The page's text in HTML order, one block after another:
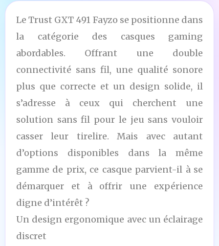
Le Trust GXT 491 Fayzo se positionne dans
la catégorie des casques gaming
abordables. Offrant une double
connectivité sans fil, une qualité sonore
plus que correcte et un design solide, il
s’adresse à ceux qui cherchent une
solution sans fil pour le jeu sans vouloir
casser leur tirelire. Mais avec autant
d’options disponibles dans la même
gamme de prix, ce casque parvient-il à se
démarquer et à offrir une expérience
digne d’intérêt ?
Un design ergonomique avec un éclairage
discret